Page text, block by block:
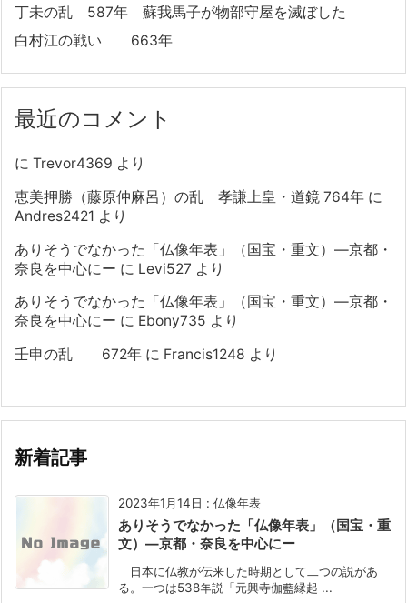
丁未の乱 587年 蘇我馬子が物部守屋を滅ぼした
白村江の戦い 663年
最近のコメント
に Trevor4369 より
恵美押勝（藤原仲麻呂）の乱 孝謙上皇・道鏡 764年 に
Andres2421 より
ありそうでなかった「仏像年表」（国宝・重文）―京都・
奈良を中心にー に Levi527 より
ありそうでなかった「仏像年表」（国宝・重文）―京都・
奈良を中心にー に Ebony735 より
壬申の乱 672年 に Francis1248 より
新着記事
2023年1月14日 : 仏像年表
ありそうでなかった「仏像年表」（国宝・重
文）―京都・奈良を中心にー
日本に仏教が伝来した時期として二つの説があ
る。一つは538年説「元興寺伽藍縁起 ...